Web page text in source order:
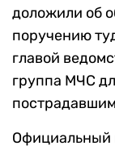
доложили об
поручению
главой
группа МЧС
Официальный